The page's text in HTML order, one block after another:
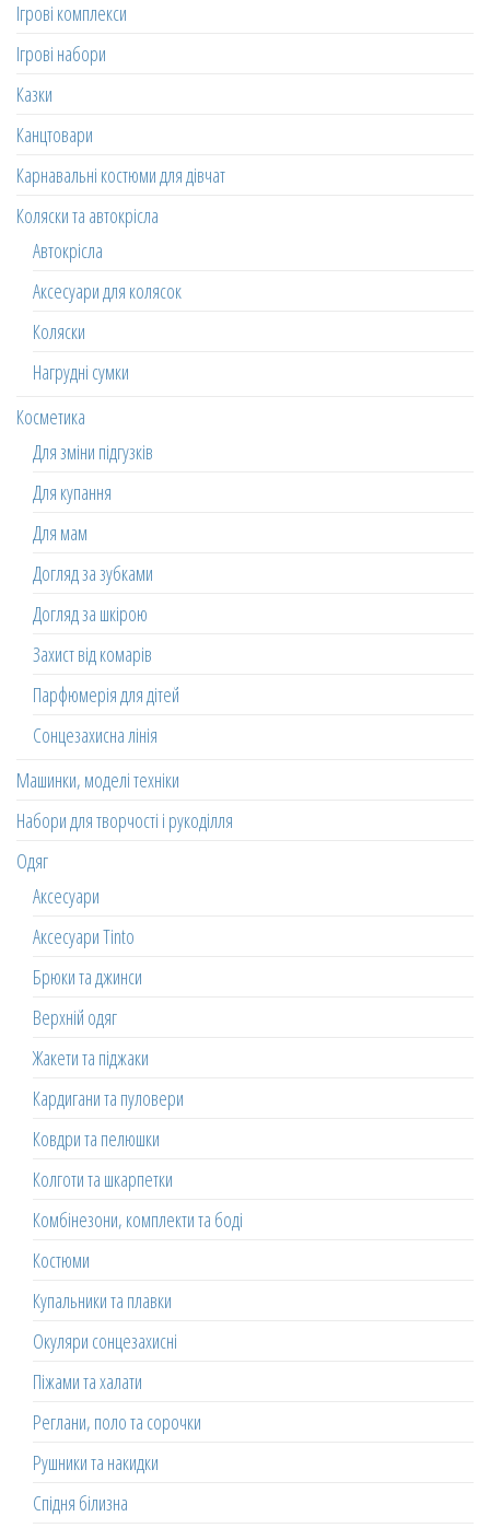
Ігрові комплекси
Ігрові набори
Казки
Канцтовари
Карнавальні костюми для дівчат
Коляски та автокрісла
Автокрісла
Аксесуари для колясок
Коляски
Нагрудні сумки
Косметика
Для зміни підгузків
Для купання
Для мам
Догляд за зубками
Догляд за шкірою
Захист від комарів
Парфюмерія для дітей
Сонцезахисна лінія
Машинки, моделі техніки
Набори для творчості і рукоділля
Одяг
Аксесуари
Аксесуари Tinto
Брюки та джинси
Верхній одяг
Жакети та піджаки
Кардигани та пуловери
Ковдри та пелюшки
Колготи та шкарпетки
Комбінезони, комплекти та боді
Костюми
Купальники та плавки
Окуляри сонцезахисні
Піжами та халати
Реглани, поло та сорочки
Рушники та накидки
Спідня білизна